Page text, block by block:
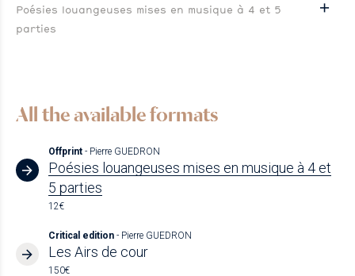
Poésies louangeuses mises en musique à 4 et 5
parties
All the available formats
Offprint - Pierre GUEDRON
Poésies louangeuses mises en musique à 4 et
5 parties
12€
Critical edition - Pierre GUEDRON
Les Airs de cour
150€